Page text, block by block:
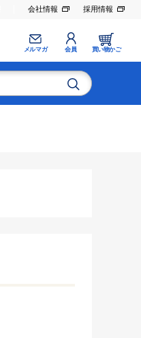
会社情報 採用情報
メルマガ 会員 買い物かご